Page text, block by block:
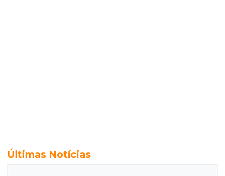
Últimas Notícias